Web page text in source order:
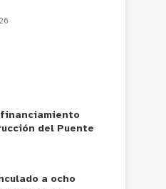
financiamiento
del Puente
a ocho